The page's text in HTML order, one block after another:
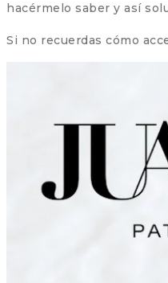
hacérmelo saber y así
Si no recuerdas cómo